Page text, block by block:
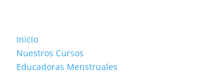
Inicio
Nuestros Cursos
Educadoras Menstruales